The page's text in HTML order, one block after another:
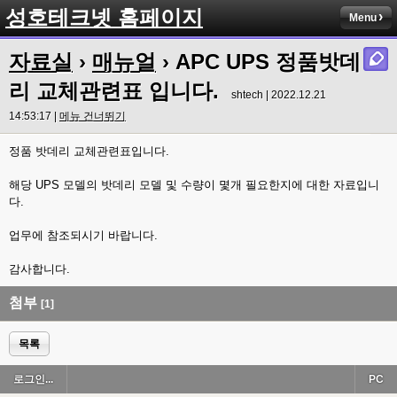
성호테크넷 홈페이지 Menu
자료실 › 매뉴얼 › APC UPS 정품밧데
리 교체관련표 입니다.
shtech | 2022.12.21
14:53:17 | 메뉴 건너뛰기
정품 밧데리 교체관련표입니다.
해당 UPS 모델의 밧데리 모델 및 수량이 몇개 필요한지에 대한 자료입니
다.
업무에 참조되시기 바랍니다.
감사합니다.
첨부 [1]
목록
로그인... PC